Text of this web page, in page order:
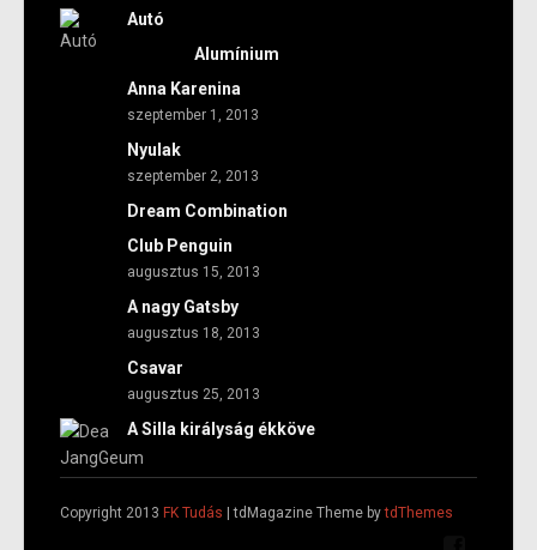
Autó
Alumínium
Anna Karenina
szeptember 1, 2013
Nyulak
szeptember 2, 2013
Dream Combination
Club Penguin
augusztus 15, 2013
A nagy Gatsby
augusztus 18, 2013
Csavar
augusztus 25, 2013
A Silla királyság ékköve
Copyright 2013 FK Tudás | tdMagazine Theme bytdThemes